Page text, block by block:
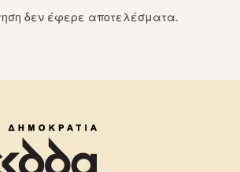
δεν έφερε αποτελέσματα.